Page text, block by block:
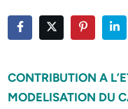
CONTRIBUTION A
MODELISATION DU